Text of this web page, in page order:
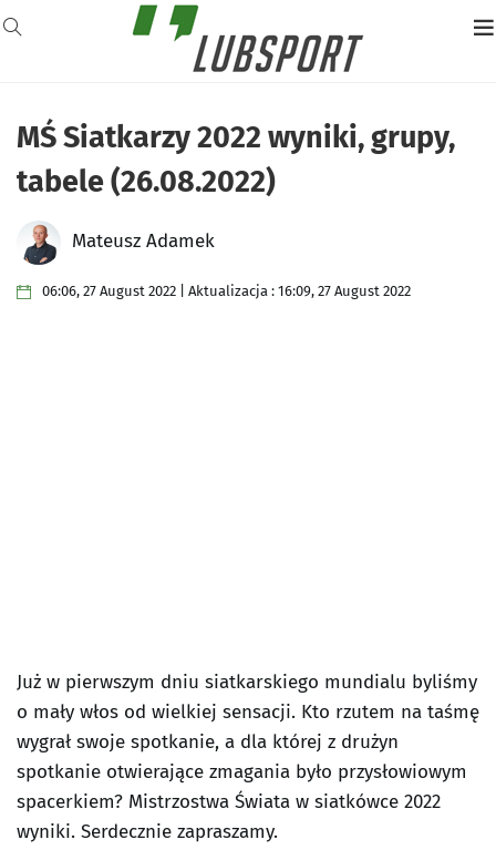
MŚ Siatkarzy 2022 wyniki, grupy,
tabele (26.08.2022)
Mateusz Adamek
06:06, 27 August 2022 | Aktualizacja : 16:09, 27 August 2022
Już w pierwszym dniu siatkarskiego mundialu byliśmy
o mały włos od wielkiej sensacji. Kto rzutem na taśmę
wygrał swoje spotkanie, a dla której z drużyn
spotkanie otwierające zmagania było przysłowiowym
spacerkiem? Mistrzostwa Świata w siatkówce 2022
wyniki. Serdecznie zapraszamy.